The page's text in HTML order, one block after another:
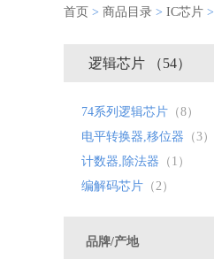
首页 > 商品目录 > IC芯片 >
逻辑芯片 （54）
74系列逻辑芯片 （8）
电平转换器,移位器 （3）
计数器,除法器 （1）
编解码芯片 （2）
品牌/产地